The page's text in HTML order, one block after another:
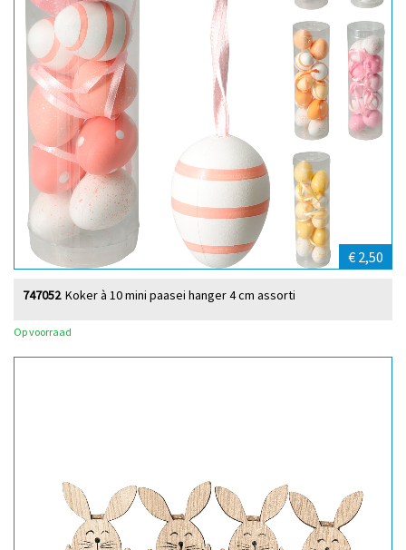
€ 2,50
Koker à 10 mini paasei hanger 4 cm assorti
747052
Op voorraad